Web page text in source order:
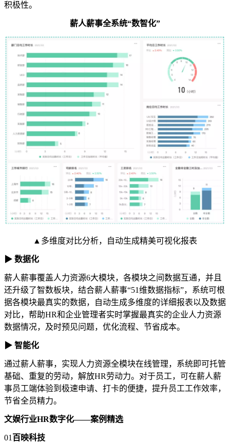
积极性。
薪人薪事全系统“数智化”
▲多维度对比分析，自动生成精美可视化报表
▶ 数据化
薪人薪事覆盖人力资源6大模块，各模块之间数据互通，并且
还升级了智数板块，结合薪人薪事“51维数据指标”，系统可根
据各模块最真实的数据，自动生成多维度的详细报表以及数据
对比，帮助HR和企业管理者实时掌握最真实的企业人力资源
数据情况，及时预见问题，优化流程、节省成本。
▶ 智能化
通过薪人薪事，实现人力资源全模块在线管理，系统即可托管
基础、重复的劳动，解放HR劳动力。对于员工，可在薪人薪
事员工端体验到极速申请、打卡的便捷，提升员工工作效率，
节省全员精力。
文娱行业HR数字化——案例精选
01 百映科技